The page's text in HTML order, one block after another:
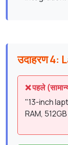
उदाहरण 4:
❌ पहले
"13-inch
RAM,